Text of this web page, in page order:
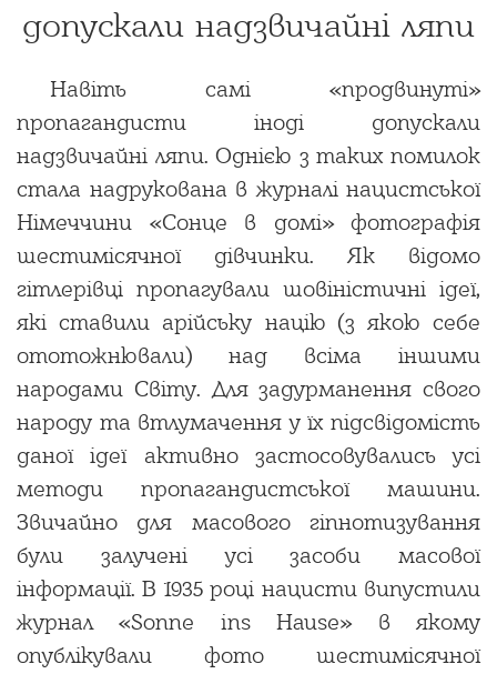
допускали надзвичайні ляпи
Навіть самі «продвинуті»
пропагандисти іноді допускали
надзвичайні ляпи. Однією з таких помилок
стала надрукована в журналі нацистської
Німеччини «Сонце в домі» фотографія
шестимісячної дівчинки. Як відомо
гітлерівці пропагували шовіністичні ідеї,
які ставили арійську націю (з якою себе
ототожнювали) над всіма іншими
народами Світу. Для задурманення свого
народу та втлумачення у їх підсвідомість
даної ідеї активно застосовувались усі
методи пропагандистської машини.
Звичайно для масового гіпнотизування
були залучені усі засоби масової
інформації. В 1935 році нацисти випустили
журнал «Sonne ins Hause» в якому
опублікували фото шестимісячної